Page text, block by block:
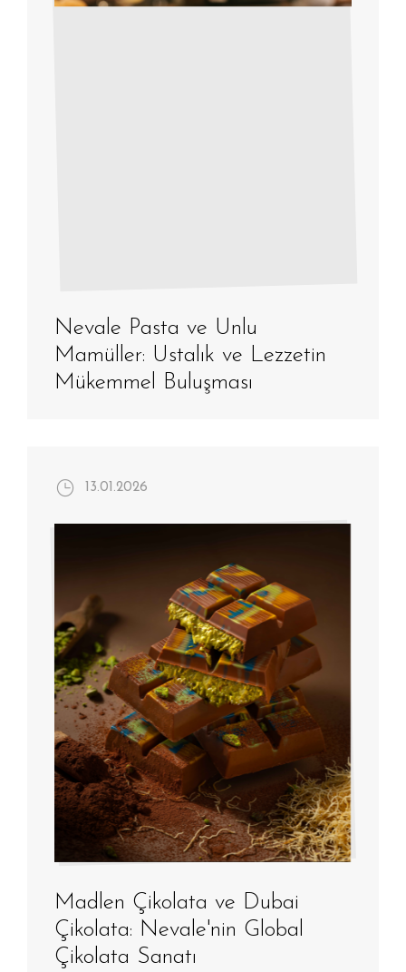
Nevale Pasta ve Unlu
Mamüller: Ustalık ve Lezzetin
Mükemmel Buluşması
13.01.2026
Madlen Çikolata ve Dubai
Çikolata: Nevale'nin Global
Çikolata Sanatı